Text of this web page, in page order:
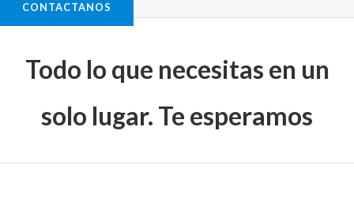
CONTACTANOS
Todo lo que necesitas en un
solo lugar. Te esperamos